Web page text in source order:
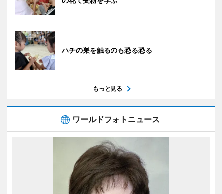
ハチの巣を触るのも恐る恐る
もっと見る
ワールドフォトニュース